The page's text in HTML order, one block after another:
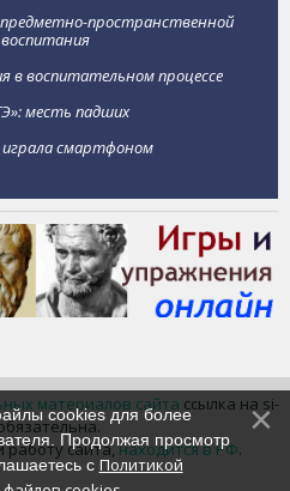
пространственной
в воспитательном процессе
месть падших
играла смартфоном
материалов сайта ссылка на si-
сайта,находится в РФ.
cookies для более
Продолжая просмотр
с Политикой